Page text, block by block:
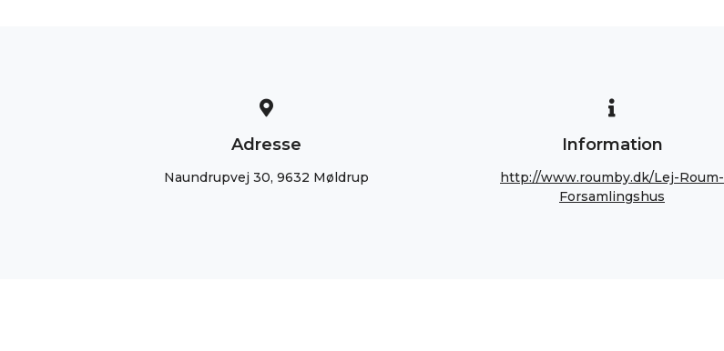
Adresse
Naundrupvej 30, 9632 Møldrup
Information
http://www.roumby.dk/Lej-Roum-
Forsamlingshus